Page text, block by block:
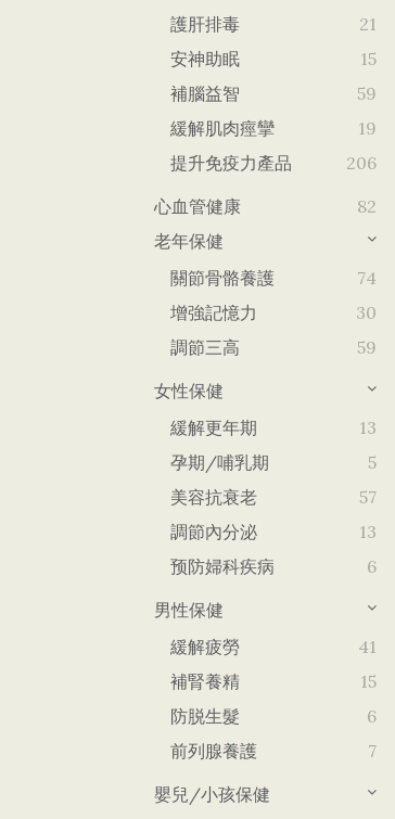
護肝排毒
21
安神助眠
15
補腦益智
59
緩解肌肉痙攣
19
提升免疫力產品
206
心血管健康
82
老年保健
關節骨骼養護
74
增強記憶力
30
調節三高
59
女性保健
緩解更年期
13
孕期/哺乳期
5
美容抗衰老
57
調節內分泌
13
预防婦科疾病
6
男性保健
緩解疲勞
41
補腎養精
15
防脱生髮
6
前列腺養護
7
嬰兒/小孩保健